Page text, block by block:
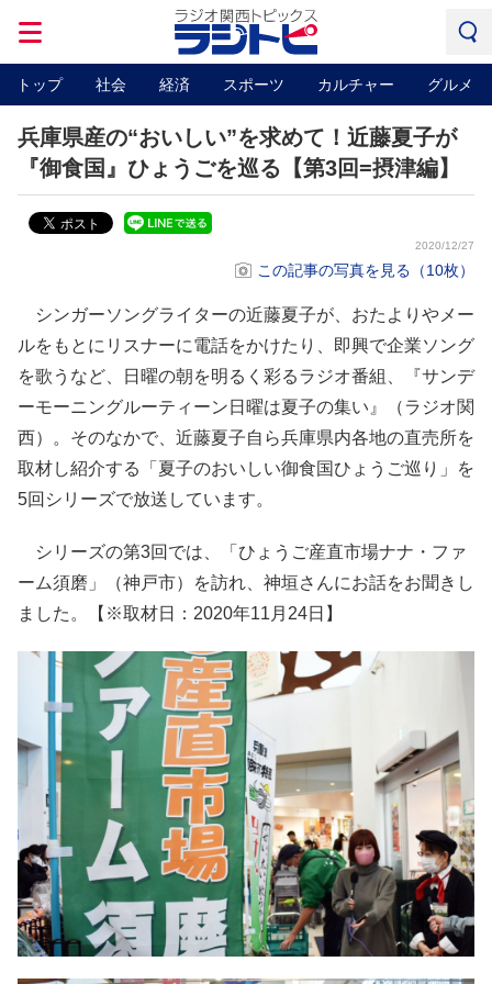
トップ 社会 経済 スポーツ カルチャー グルメ
兵庫県産の“おいしい”を求めて！近藤夏子が
『御食国』ひょうごを巡る【第3回=摂津編】
2020/12/27
この記事の写真を見る（10枚）
シンガーソングライターの近藤夏子が、おたよりやメー
ルをもとにリスナーに電話をかけたり、即興で企業ソング
を歌うなど、日曜の朝を明るく彩るラジオ番組、『サンデ
ーモーニングルーティーン日曜は夏子の集い』（ラジオ関
⻄）。そのなかで、近藤夏子自ら兵庫県内各地の直売所を
取材し紹介する「夏子のおいしい御食国ひょうご巡り」を
5回シリーズで放送しています。
シリーズの第3回では、「ひょうご産直市場ナナ・ファ
ーム須磨」（神戸市）を訪れ、神垣さんにお話をお聞きし
ました。【※取材日：2020年11月24日】